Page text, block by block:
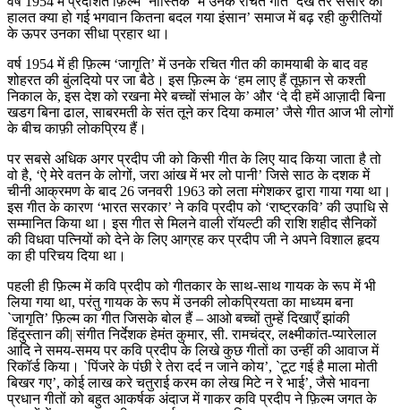
हालत क्या हो गई भगवान कितना बदल गया इंसान’ समाज में बढ़ रही कुरीतियों
के ऊपर उनका सीधा प्रहार था।
वर्ष 1954 में ही फ़िल्म ‘जागृति’ में उनके रचित गीत की कामयाबी के बाद वह
शोहरत की बुंलदियो पर जा बैठे। इस फ़िल्म के ‘हम लाए हैं तूफ़ान से कश्ती
निकाल के, इस देश को रखना मेरे बच्चों संभाल के’ और ‘दे दी हमें आज़ादी बिना
खडग बिना ढाल, साबरमती के संत तूने कर दिया कमाल’ जैसे गीत आज भी लोगों
के बीच काफ़ी लोकप्रिय हैं।
पर सबसे अधिक अगर प्रदीप जी को किसी गीत के लिए याद किया जाता है तो
वो है, ‘ऐ मेरे वतन के लोगों, जरा आंख में भर लो पानी’ जिसे साठ के दशक में
चीनी आक्रमण के बाद 26 जनवरी 1963 को लता मंगेशकर द्वारा गाया गया था।
इस गीत के कारण ‘भारत सरकार’ ने कवि प्रदीप को ‘राष्ट्रकवि’ की उपाधि से
सम्मानित किया था। इस गीत से मिलने वाली रॉयल्टी की राशि शहीद सैनिकों
की विधवा पत्नियों को देने के लिए आग्रह कर प्रदीप जी ने अपने विशाल हृदय
का ही परिचय दिया था।
पहली ही फ़िल्म में कवि प्रदीप को गीतकार के साथ-साथ गायक के रूप में भी
लिया गया था, परंतु गायक के रूप में उनकी लोकप्रियता का माध्यम बना
`जागृति’ फ़िल्म का गीत जिसके बोल हैं – आओ बच्चों तुम्हें दिखाएँ झांकी
हिंदुस्तान की| संगीत निर्देशक हेमंत कुमार, सी. रामचंद्र, लक्ष्मीकांत-प्यारेलाल
आदि ने समय-समय पर कवि प्रदीप के लिखे कुछ गीतों का उन्हीं की आवाज में
रिकॉर्ड किया। `पिंजरे के पंछी रे तेरा दर्द न जाने कोय’, `टूट गई है माला मोती
बिखर गए’, कोई लाख करे चतुराई करम का लेख मिटे न रे भाई’, जैसे भावना
प्रधान गीतों को बहुत आकर्षक अंदाज में गाकर कवि प्रदीप ने फ़िल्म जगत के